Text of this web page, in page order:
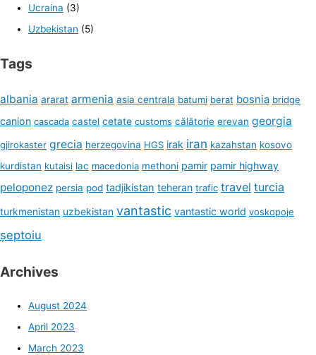
Ucraina (3)
Uzbekistan (5)
Tags
albania ararat armenia asia centrala batumi berat bosnia bridge
canion cascada castel cetate customs călătorie erevan georgia
gjirokaster grecia herzegovina HGS irak iran kazahstan kosovo
kurdistan kutaisi lac macedonia methoni pamir pamir highway
peloponez persia pod tadjikistan teheran trafic travel turcia
turkmenistan uzbekistan vantastic vantastic world voskopoje
șeptoiu
Archives
August 2024
April 2023
March 2023